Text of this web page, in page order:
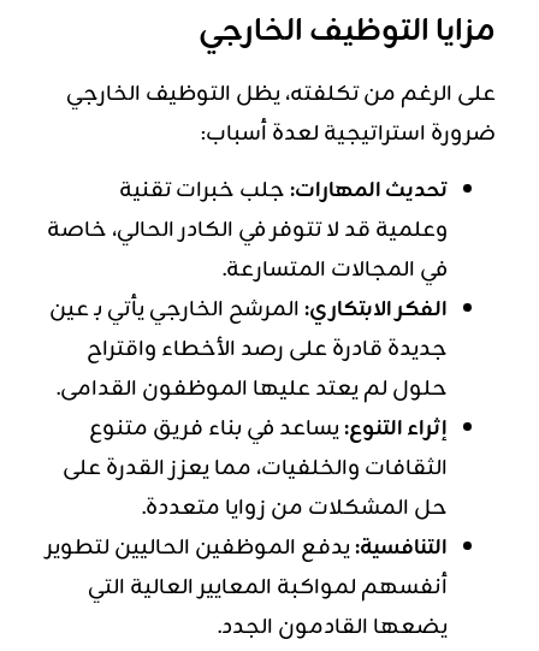
مزايا التوظيف الخارجي
على الرغم من تكلفته، يظل التوظيف الخارجي
ضرورة استراتيجية لعدة أسباب:
تحديث المهارات:جلب خبرات تقنية
وعلمية قد لا تتوفر في الكادر الحالي، خاصة
في المجالات المتسارعة.
الفكر الابتكاري:المرشح الخارجي يأتي بـ عين
جديدة قادرة على رصد الأخطاء واقتراح
حلول لم يعتد عليها الموظفون القدامى.
إثراء التنوع:يساعد في بناء فريق متنوع
الثقافات والخلفيات، مما يعزز القدرة على
حل المشكلات من زوايا متعددة.
التنافسية:يدفع الموظفين الحاليين لتطوير
أنفسهم لمواكبة المعايير العالية التي
يضعها القادمون الجدد.